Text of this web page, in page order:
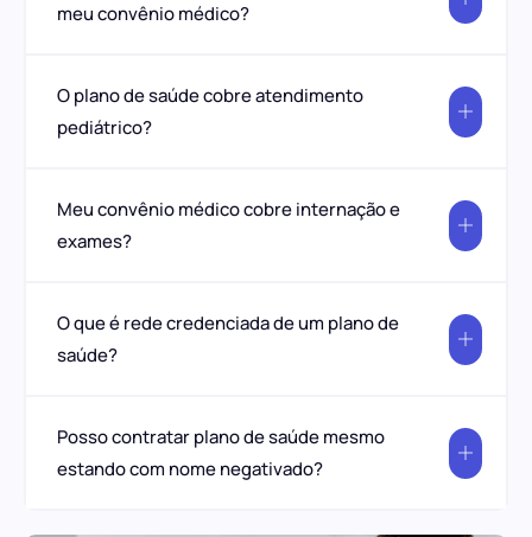
meu convênio médico?
O plano de saúde cobre atendimento
pediátrico?
Meu convênio médico cobre internação e
exames?
O que é rede credenciada de um plano de
saúde?
Posso contratar plano de saúde mesmo
estando com nome negativado?